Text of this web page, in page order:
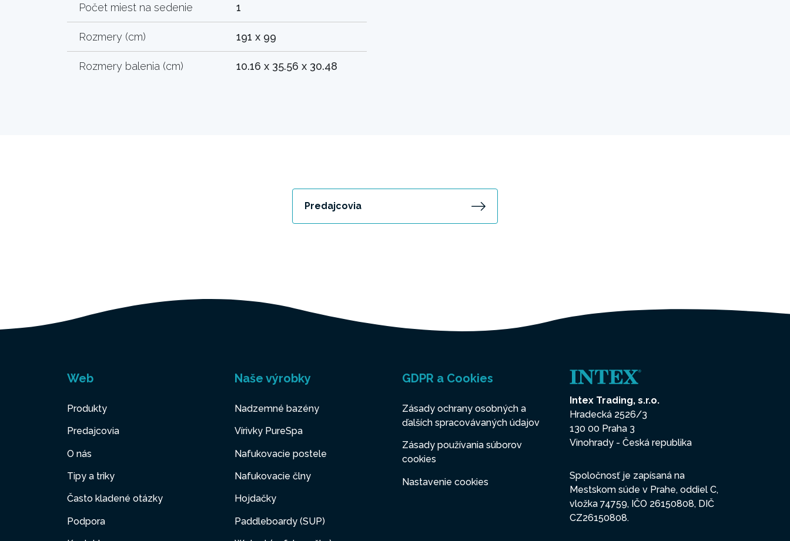
Počet miest na sedenie 1
Rozmery (cm) 191 x 99
Rozmery balenia (cm) 10.16 x 35.56 x 30.48
Predajcovia
Web
Produkty
Predajcovia
O nás
Tipy a triky
Často kladené otázky
Podpora
Naše výrobky
Nadzemné bazény
Vírivky PureSpa
Nafukovacie postele
Nafukovacie člny
Hojdačky
Paddleboardy (SUP)
GDPR a Cookies
Zásady ochrany osobných a
ďalších spracovávaných údajov
Zásady používania súborov
cookies
Nastavenie cookies
Intex Trading, s.r.o.
Hradecká 2526/3
130 00 Praha 3
Vinohrady - Česká republika
Spoločnosť je zapísaná na
Mestskom súde v Prahe, oddiel C,
vložka 74759, IČO 26150808, DIČ
CZ26150808.